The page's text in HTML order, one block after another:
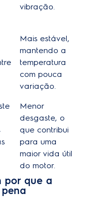
vibração.
Mais estável,
mantendo a
temperatura
com pouca
variação.
Menor
desgaste, o
que contribui
para uma
maior vida útil
do motor.
por que a